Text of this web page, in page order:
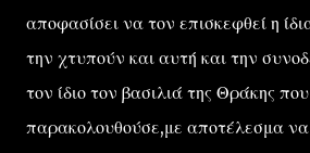
αποφασίσει να τον επισκεφθεί η
την χτυπούν και αυτή και την
τον ίδιο τον βασιλιά της Θράκης
παρακολουθούσε,με αποτέλεσμα